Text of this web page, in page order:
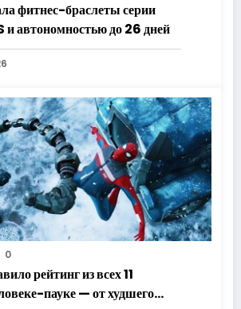
фитнес-браслеты серии
и автономностью до 26 дней
0
рейтинг из всех 11
пауке — от худшего